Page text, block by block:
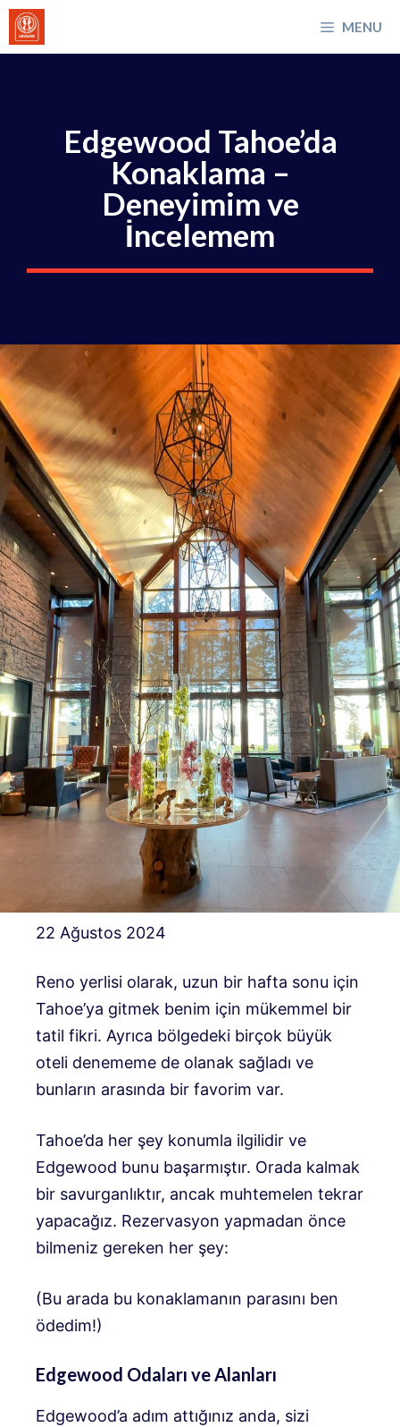
İçeriğe
atla
MENU
Edgewood Tahoe’da
Konaklama –
Deneyimim ve
İncelemem
22 Ağustos 2024
Reno yerlisi olarak, uzun bir hafta sonu için
Tahoe’ya gitmek benim için mükemmel bir
tatil fikri. Ayrıca bölgedeki birçok büyük
oteli denememe de olanak sağladı ve
bunların arasında bir favorim var.
Tahoe’da her şey konumla ilgilidir ve
Edgewood bunu başarmıştır. Orada kalmak
bir savurganlıktır, ancak muhtemelen tekrar
yapacağız. Rezervasyon yapmadan önce
bilmeniz gereken her şey:
(Bu arada bu konaklamanın parasını ben
ödedim!)
Edgewood Odaları ve Alanları
Edgewood’a adım attığınız anda, sizi